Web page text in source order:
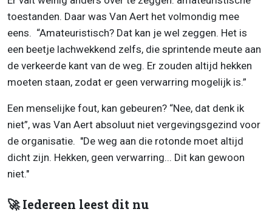
toestanden. Daar was Van Aert het volmondig mee
eens. “Amateuristisch? Dat kan je wel zeggen. Het is
een beetje lachwekkend zelfs, die sprintende meute aan
de verkeerde kant van de weg. Er zouden altijd hekken
moeten staan, zodat er geen verwarring mogelijk is.”
Een menselijke fout, kan gebeuren? “Nee, dat denk ik
niet”, was Van Aert absoluut niet vergevingsgezind voor
de organisatie. "De weg aan die rotonde moet altijd
dicht zijn. Hekken, geen verwarring... Dit kan gewoon
niet."
🚀 Iedereen leest dit nu